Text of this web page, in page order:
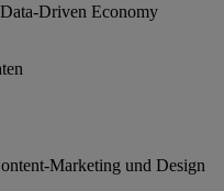
Driven Economy
Marketing und Design